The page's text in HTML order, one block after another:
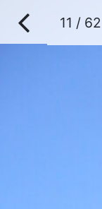
11 / 62